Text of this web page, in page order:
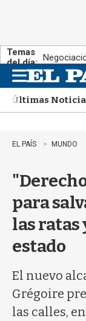
Temas
del día:
n
uÚltimas
EL PAÍS MUNDO
para
las
estado
El nuevo
Grégoire
las calles,